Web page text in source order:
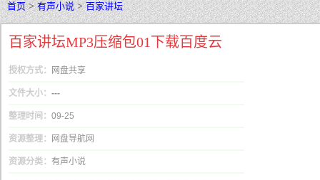
首页>有声小说>百家讲坛
百家讲坛MP3压缩包01下载百度云
授权方式： 网盘共享
文件大小： ---
整理时间： 09-25
资源整理： 网盘导航网
资源分类： 有声小说